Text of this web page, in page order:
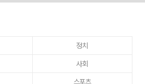
정치
사회
스포츠